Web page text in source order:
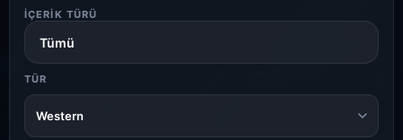
İÇERIK TÜRÜ
TÜR
Western